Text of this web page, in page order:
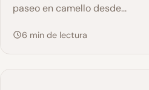
paseo en camello desde...
6 min de lectura